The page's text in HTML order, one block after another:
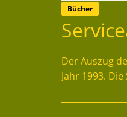
Bücher
Der Auszug
Jahr 1993.